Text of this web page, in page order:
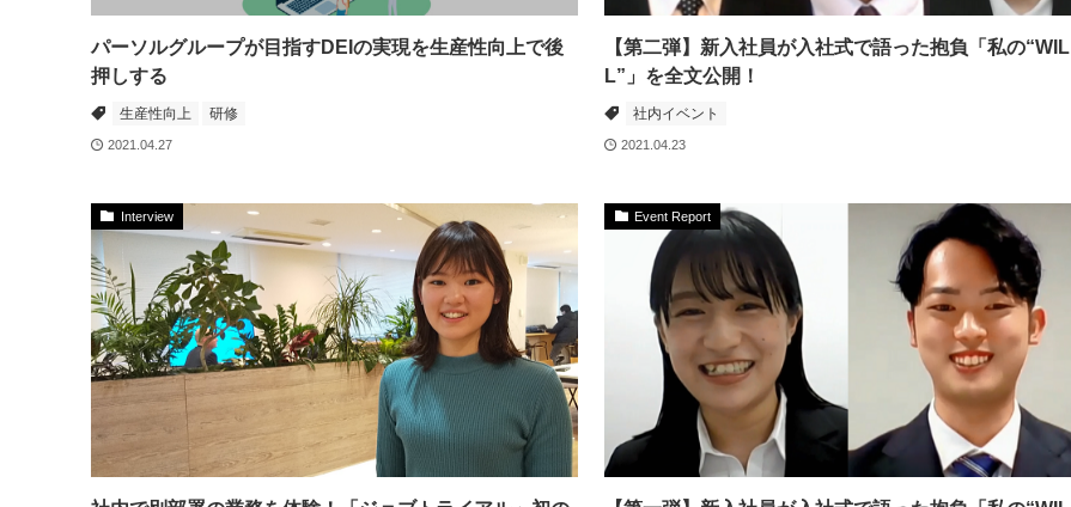
パーソルグループが目指すDEIの実現を生産性向上で後
押しする
生産性向上 研修
2021.04.27
【第二弾】新入社員が入社式で語った抱負「私の“WIL
L”」を全文公開！
社内イベント
2021.04.23
Interview Event Report